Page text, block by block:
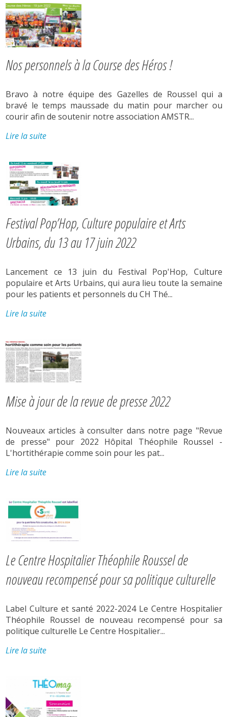
Nos personnels à la Course des Héros !
Bravo à notre équipe des Gazelles de Roussel qui a
bravé le temps maussade du matin pour marcher ou
courir afin de soutenir notre association AMSTR...
Lire la suite
Festival Pop’Hop, Culture populaire et Arts
Urbains, du 13 au 17 juin 2022
Lancement ce 13 juin du Festival Pop'Hop, Culture
populaire et Arts Urbains, qui aura lieu toute la semaine
pour les patients et personnels du CH Thé...
Lire la suite
Mise à jour de la revue de presse 2022
Nouveaux articles à consulter dans notre page "Revue
de presse" pour 2022 Hôpital Théophile Roussel -
L'hortithérapie comme soin pour les pat...
Lire la suite
Le Centre Hospitalier Théophile Roussel de
nouveau recompensé pour sa politique culturelle
Label Culture et santé 2022-2024 Le Centre Hospitalier
Théophile Roussel de nouveau recompensé pour sa
politique culturelle Le Centre Hospitalier...
Lire la suite